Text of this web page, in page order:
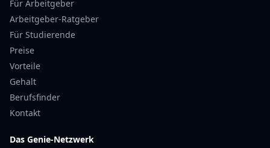
Für Arbeitgeber
Arbeitgeber-Ratgeber
Für Studierende
Preise
Vorteile
Gehalt
Berufsfinder
Kontakt
Das Genie-Netzwerk